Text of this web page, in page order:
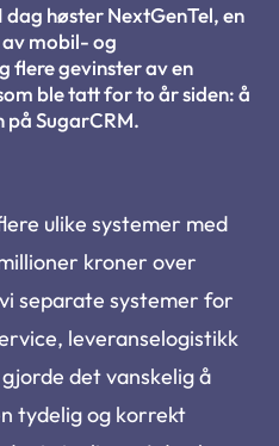
dag høster NextGenTel, en
mobil- og
flere gevinster av en
ble tatt for to år siden: å
SugarCRM.
ulike systemer med
kroner over
separate systemer for
leveranselogistikk
det vanskelig å
tydelig og korrekt